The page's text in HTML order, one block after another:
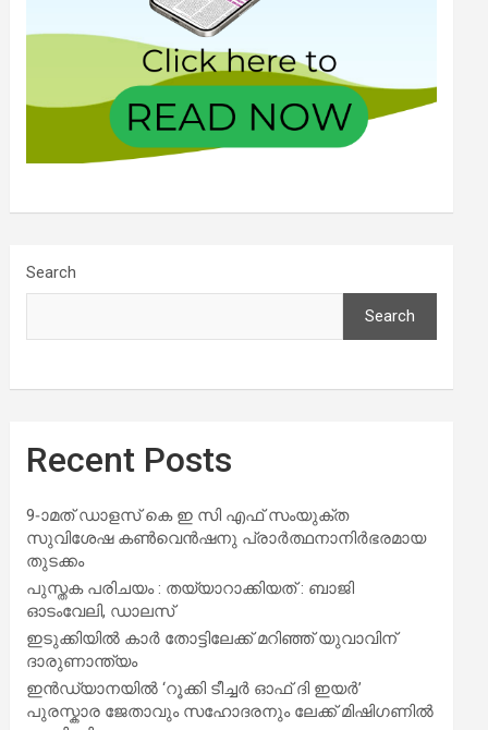
Search
Search
Recent Posts
9-ാമത് ഡാളസ് കെ ഇ സി എഫ് സംയുക്ത
സുവിശേഷ കൺവെൻഷനു പ്രാർത്ഥനാനിർഭരമായ
തുടക്കം
പുസ്തക പരിചയം : തയ്യാറാക്കിയത് : ബാജി
ഓടംവേലി, ഡാലസ്
ഇടുക്കിയിൽ കാർ തോട്ടിലേക്ക് മറിഞ്ഞ് യുവാവിന്
ദാരുണാന്ത്യം
ഇൻഡ്യാനയിൽ ‘റൂക്കി ടീച്ചർ ഓഫ് ദി ഇയർ’
പുരസ്കാര ജേതാവും സഹോദരനും ലേക്ക് മിഷിഗണിൽ